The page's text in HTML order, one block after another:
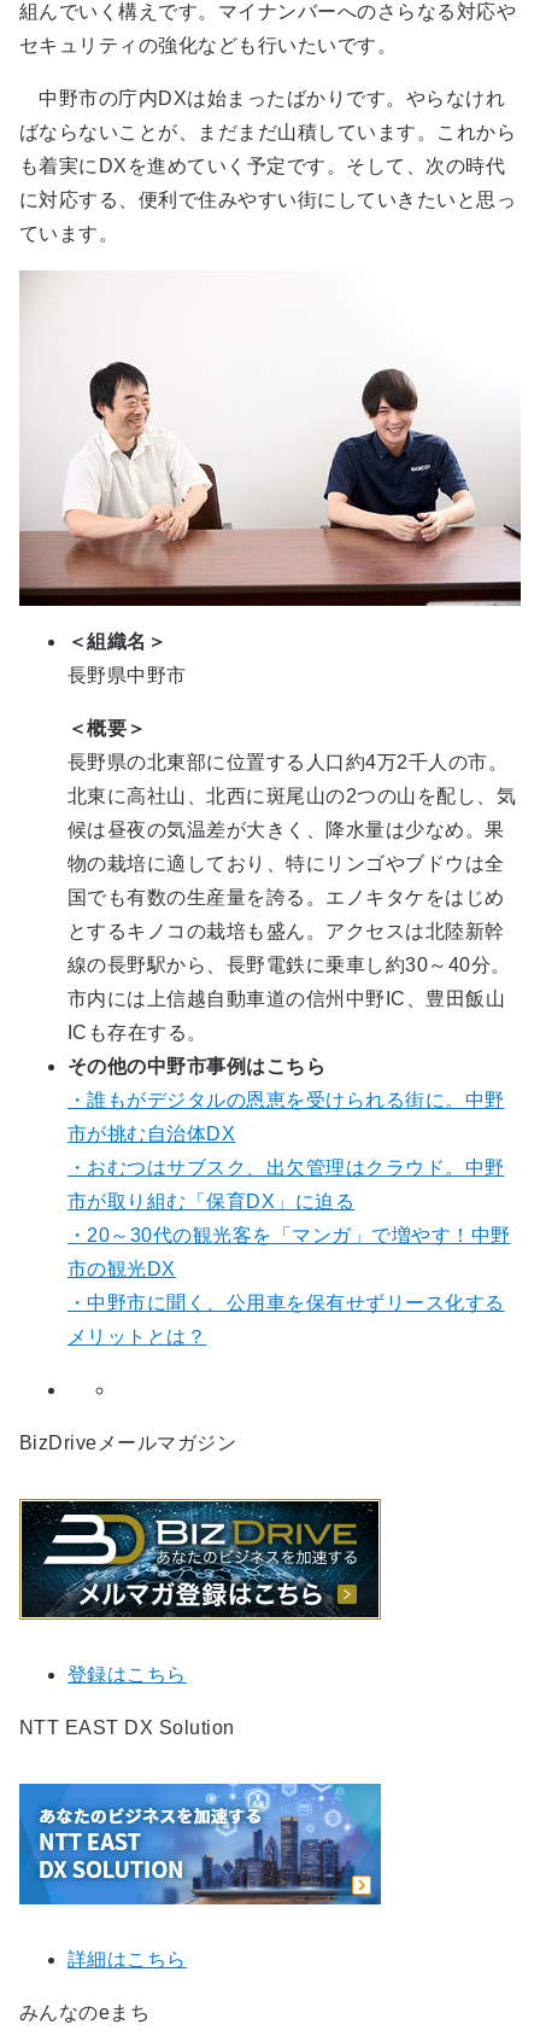
組んでいく構えです。マイナンバーへのさらなる対応や
セキュリティの強化なども行いたいです。
中野市の庁内DXは始まったばかりです。やらなけれ
ばならないことが、まだまだ山積しています。これから
も着実にDXを進めていく予定です。そして、次の時代
に対応する、便利で住みやすい街にしていきたいと思っ
ています。
＜組織名＞
長野県中野市
＜概要＞
長野県の北東部に位置する人口約4万2千人の市。
北東に高社山、北西に斑尾山の2つの山を配し、気
候は昼夜の気温差が大きく、降水量は少なめ。果
物の栽培に適しており、特にリンゴやブドウは全
国でも有数の生産量を誇る。エノキタケをはじめ
とするキノコの栽培も盛ん。アクセスは北陸新幹
線の長野駅から、長野電鉄に乗車し約30～40分。
市内には上信越自動車道の信州中野IC、豊田飯山
ICも存在する。
その他の中野市事例はこちら
・誰もがデジタルの恩恵を受けられる街に。中野
市が挑む自治体DX
・おむつはサブスク、出欠管理はクラウド。中野
市が取り組む「保育DX」に迫る
・20～30代の観光客を「マンガ」で増やす！中野
市の観光DX
・中野市に聞く、公用車を保有せずリース化する
メリットとは？
BizDriveメールマガジン
登録はこちら
NTT EAST DX Solution
詳細はこちら
みんなのeまち